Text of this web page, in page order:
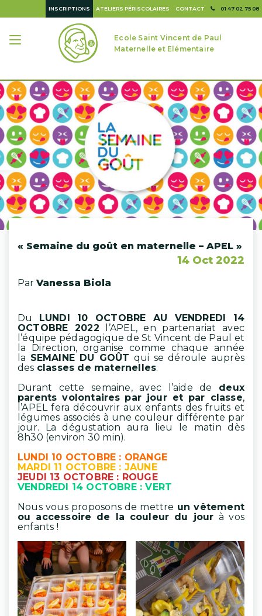
01 47 02 75 08
CONTACT
ATELIERS PÉRISCOLAIRES
INSCRIPTIONS
Ecole Saint Vincent de Paul
Maternelle et Elémentaire
« Semaine du goût en maternelle – APEL »
14 Oct 2022
Par Vanessa Biola
Du LUNDI 10 OCTOBRE AU VENDREDI 14
OCTOBRE 2022 l’APEL, en partenariat avec
l’équipe pédagogique de St Vincent de Paul et
la Direction, organise comme chaque année
la SEMAINE DU GOÛT qui se déroule auprès
des classes de maternelles.
Durant cette semaine, avec l’aide de deux
parents volontaires par jour et par classe,
l’APEL fera découvrir aux enfants des fruits et
légumes associés à une couleur différente par
jour. La dégustation aura lieu le matin dès
8h30 (environ 30 min).
LUNDI 10 OCTOBRE : ORANGE
MARDI 11 OCTOBRE : JAUNE
JEUDI 13 OCTOBRE : ROUGE
VENDREDI 14 OCTOBRE : VERT
Nous vous proposons de mettre un vêtement
ou accessoire de la couleur du jourà vos
enfants !